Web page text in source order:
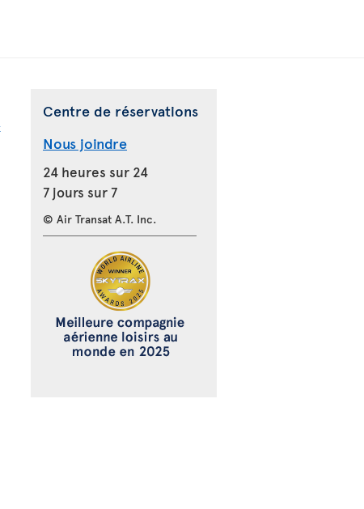
Centre de réservations
Nous joindre
24 heures sur 24
7 jours sur 7
© Air Transat A.T. Inc.